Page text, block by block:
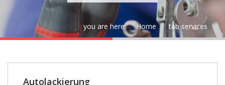
you are here: Home tab services
Autolackierung